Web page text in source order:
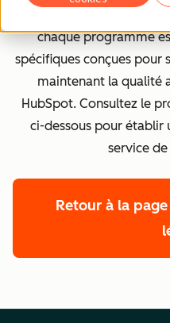
en passant par les
chaque programme
spécifiques conçues pour
maintenant la qualité
HubSpot. Consultez le
ci-dessous pour établir
service
Retour à la